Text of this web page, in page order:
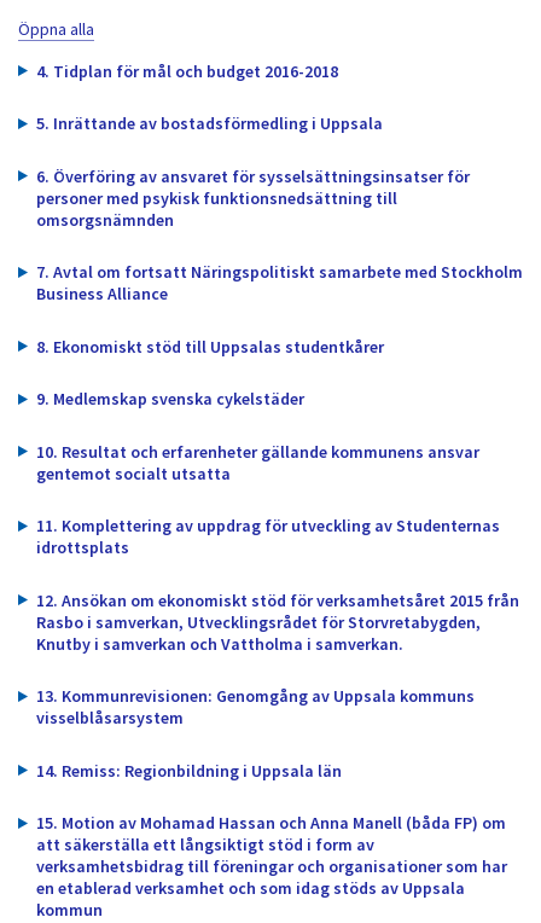
av
Öppna alla
4. Tidplan för mål och budget 2016-2018
5. Inrättande av bostadsförmedling i Uppsala
6. Överföring av ansvaret för sysselsättningsinsatser för
personer med psykisk funktionsnedsättning till
omsorgsnämnden
7. Avtal om fortsatt Näringspolitiskt samarbete med Stockholm
Business Alliance
8. Ekonomiskt stöd till Uppsalas studentkårer
9. Medlemskap svenska cykelstäder
10. Resultat och erfarenheter gällande kommunens ansvar
gentemot socialt utsatta
11. Komplettering av uppdrag för utveckling av Studenternas
idrottsplats
12. Ansökan om ekonomiskt stöd för verksamhetsåret 2015 från
Rasbo i samverkan, Utvecklingsrådet för Storvretabygden,
Knutby i samverkan och Vattholma i samverkan.
13. Kommunrevisionen: Genomgång av Uppsala kommuns
visselblåsarsystem
14. Remiss: Regionbildning i Uppsala län
15. Motion av Mohamad Hassan och Anna Manell (båda FP) om
att säkerställa ett långsiktigt stöd i form av
verksamhetsbidrag till föreningar och organisationer som har
en etablerad verksamhet och som idag stöds av Uppsala
kommun